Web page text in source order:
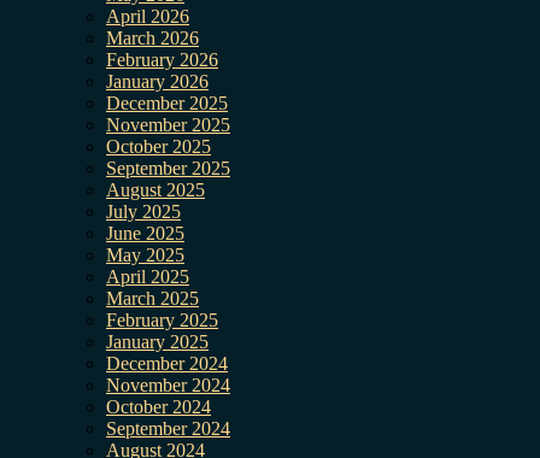
April 2026
March 2026
February 2026
January 2026
December 2025
November 2025
October 2025
September 2025
August 2025
July 2025
June 2025
May 2025
April 2025
March 2025
February 2025
January 2025
December 2024
November 2024
October 2024
September 2024
August 2024